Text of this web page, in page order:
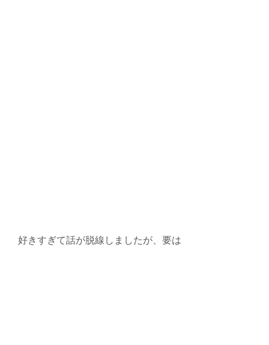
好きすぎて話が脱線しましたが、要は